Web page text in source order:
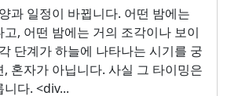
과 일정이 바뀝니다. 어떤 밤에는
, 어떤 밤에는 거의 조각이나 보이
단계가 하늘에 나타나는 시기를 궁
혼자가 아닙니다. 사실 그 타이밍은
다. <div...